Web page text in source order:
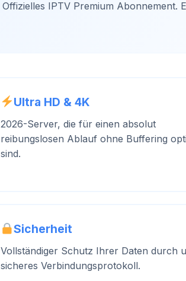
Offizielles IPTV Premium Abonnement.
Ultra HD & 4K
2026-Server, die für einen absolut
reibungslosen Ablauf ohne Buffering
sind.
Sicherheit
Vollständiger Schutz Ihrer Daten durch
sicheres Verbindungsprotokoll.